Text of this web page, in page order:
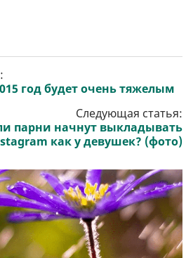
год будет очень тяжелым
Следующая статья:
парни начнут выкладывать
как у девушек? (фото)